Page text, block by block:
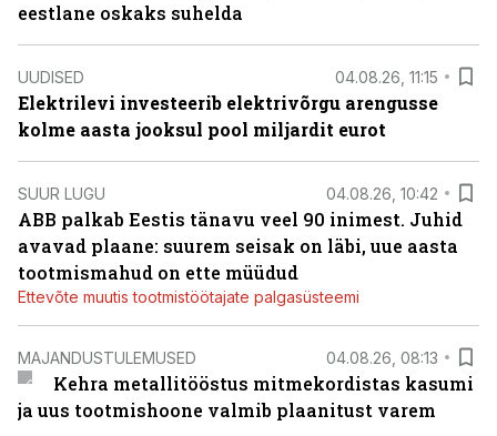
eestlane oskaks suhelda
UUDISED 04.08.26, 11:15
Elektrilevi investeerib elektrivõrgu arengusse
kolme aasta jooksul pool miljardit eurot
SUUR LUGU 04.08.26, 10:42
ABB palkab Eestis tänavu veel 90 inimest. Juhid
avavad plaane: suurem seisak on läbi, uue aasta
tootmismahud on ette müüdud
Ettevõte muutis tootmistöötajate palgasüsteemi
MAJANDUSTULEMUSED 04.08.26, 08:13
Kehra metallitööstus mitmekordistas kasumi
ja uus tootmishoone valmib plaanitust varem